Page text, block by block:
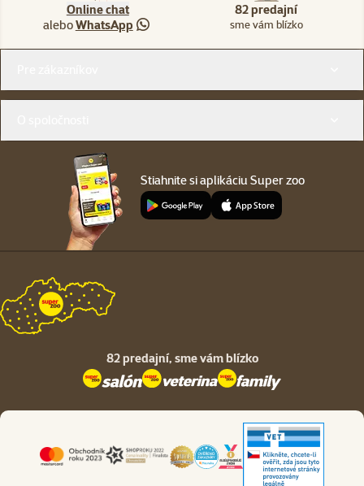
Online chat
aleboWhatsApp
82 predajní
sme vám blízko
Stiahnite si aplikáciu Super zoo
82 predajní, sme vám blízko